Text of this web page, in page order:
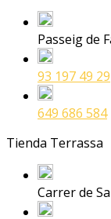
Passeig de
93 197 49 29
649 686 584
Tienda Terrassa
Carrer de